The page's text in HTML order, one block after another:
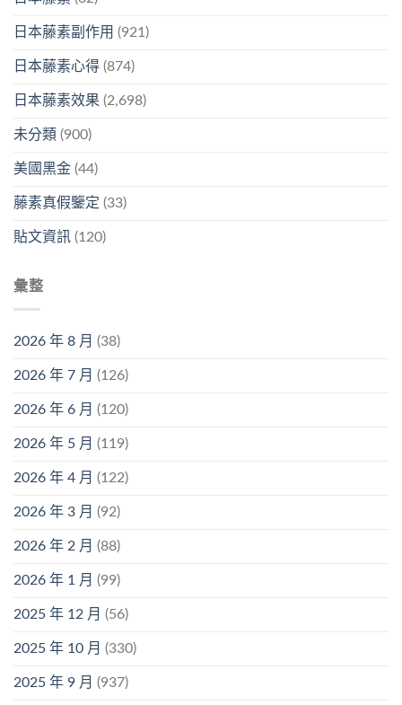
日本藤素副作用 (921)
日本藤素心得 (874)
日本藤素效果 (2,698)
未分類 (900)
美國黑金 (44)
藤素真假鑒定 (33)
貼文資訊 (120)
彙整
2026 年 8 月 (38)
2026 年 7 月 (126)
2026 年 6 月 (120)
2026 年 5 月 (119)
2026 年 4 月 (122)
2026 年 3 月 (92)
2026 年 2 月 (88)
2026 年 1 月 (99)
2025 年 12 月 (56)
2025 年 10 月 (330)
2025 年 9 月 (937)